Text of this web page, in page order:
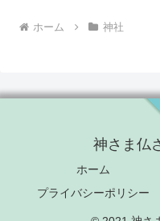
ホーム 神社
神さま仏
ホーム
プライバシーポリシー